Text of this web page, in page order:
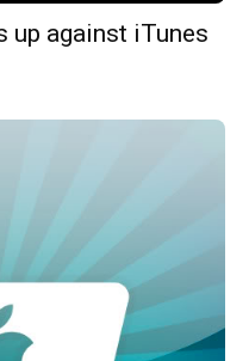
up against iTunes